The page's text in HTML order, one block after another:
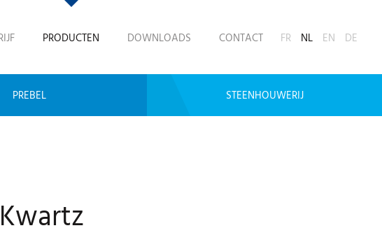
PRODUCTEN DOWNLOADS CONTACT
PREBEL STEENHOUWERIJ
FR NL EN DE